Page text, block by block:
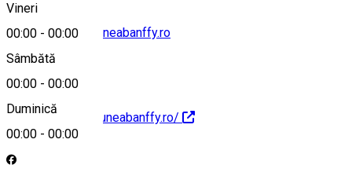
Vineri
00:00 - 00:00
Sâmbătă
00:00 - 00:00
Duminică
00:00 - 00:00
rezervari@pensiuneabanffy.ro
http://www.pensiuneabanffy.ro/